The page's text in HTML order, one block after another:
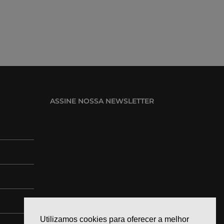
ASSINE NOSSA NEWSLETTER
Utilizamos cookies para oferecer a melhor